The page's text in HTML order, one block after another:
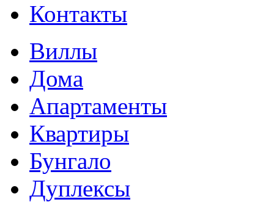
Контакты
Виллы
Дома
Апартаменты
Квартиры
Бунгало
Дуплексы